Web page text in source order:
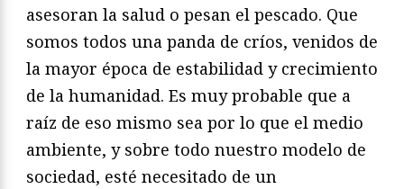
asesoran la salud o pesan el pescado. Que
somos todos una panda de críos, venidos de
la mayor época de estabilidad y crecimiento
de la humanidad. Es muy probable que a
raíz de eso mismo sea por lo que el medio
ambiente, y sobre todo nuestro modelo de
sociedad, esté necesitado de un